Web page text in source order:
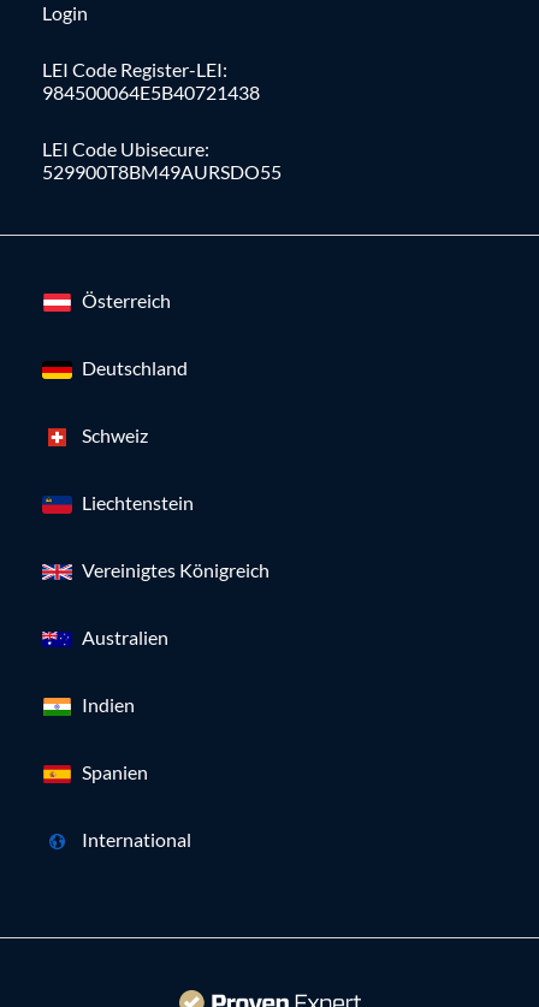
Login
LEI Code Register-LEI:
984500064E5B40721438
LEI Code Ubisecure:
529900T8BM49AURSDO55
Österreich
Deutschland
Schweiz
Liechtenstein
Vereinigtes Königreich
Australien
Indien
Spanien
International